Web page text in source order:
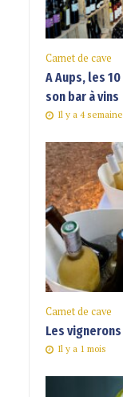
Carnet de cave
A Aups, les
son bar à vins
Il y a 4
Carnet de cave
Les
Il y a 1 mois